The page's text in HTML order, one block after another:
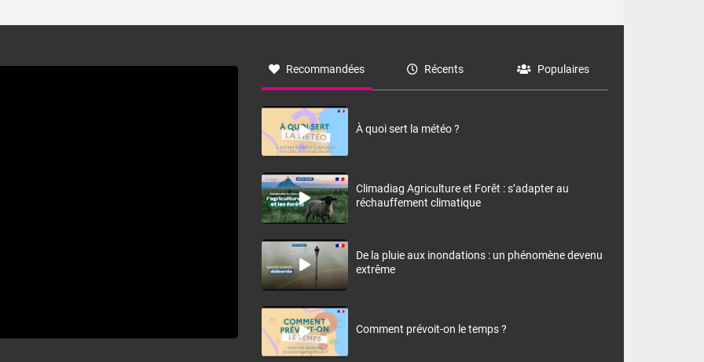
à nord-ouest, dans un secteur qui part du Roussillon à la
monts, en allusion aux régions montagneuses d’où
Recommandées Récents Populaires
À quoi sert la météo ?
Climadiag Agriculture et Forêt : s’adapter au
réchauffement climatique
De la pluie aux inondations : un phénomène devenu
extrême
Comment prévoit-on le temps ?